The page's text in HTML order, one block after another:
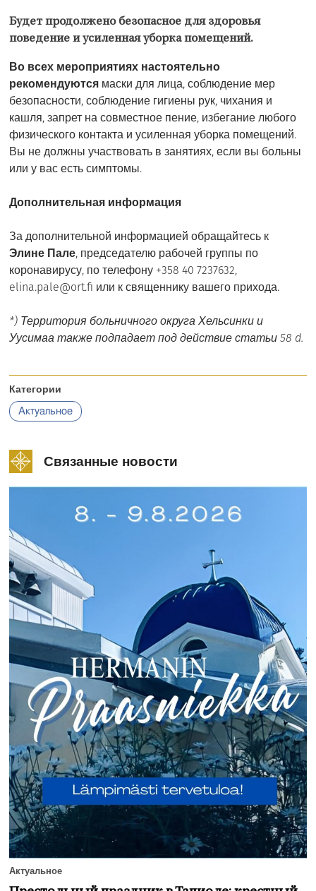
Будет продолжено безопасное для здоровья
поведение и усиленная уборка помещений.
Во всех мероприятиях настоятельно
рекомендуются маски для лица, соблюдение мер
безопасности, соблюдение гигиены рук, чихания и
кашля, запрет на совместное пение, избегание любого
физического контакта и усиленная уборка помещений.
Вы не должны участвовать в занятиях, если вы больны
или у вас есть симптомы.
Дополнительная информация
За дополнительной информацией обращайтесь к
Элине Пале, председателю рабочей группы по
коронавирусу, по телефону +358 40 7237632,
elina.pale@ort.fi или к священнику вашего прихода.
*) Территория больничного округа Хельсинки и
Уусимаа также подпадает под действие статьи 58 d.
Категории
Актуальное
Связанные новости
Актуальное